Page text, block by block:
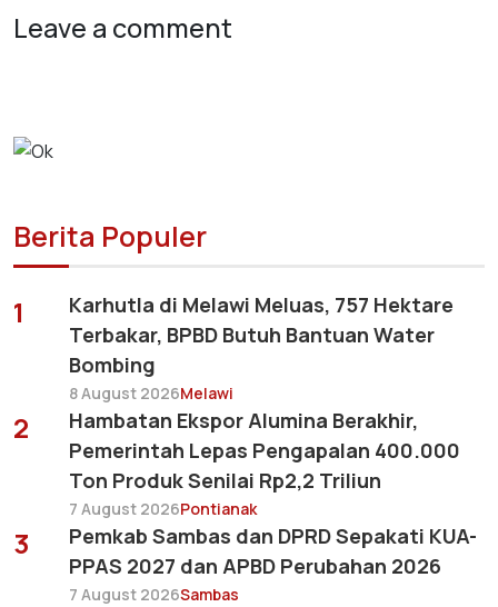
Leave a comment
Berita Populer
1
Karhutla di Melawi Meluas, 757 Hektare
Terbakar, BPBD Butuh Bantuan Water
Bombing
8 August 2026Melawi
2
Hambatan Ekspor Alumina Berakhir,
Pemerintah Lepas Pengapalan 400.000
Ton Produk Senilai Rp2,2 Triliun
7 August 2026Pontianak
3
Pemkab Sambas dan DPRD Sepakati KUA-
PPAS 2027 dan APBD Perubahan 2026
7 August 2026Sambas